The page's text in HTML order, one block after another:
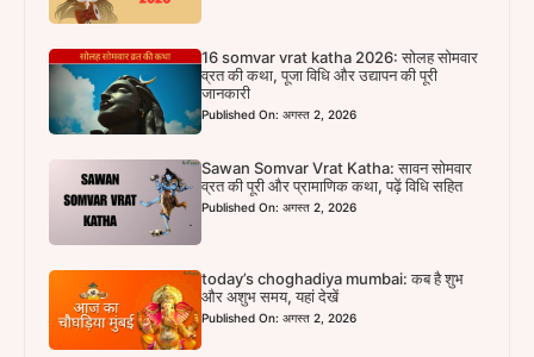
16 somvar vrat katha 2026: सोलह सोमवार
व्रत की कथा, पूजा विधि और उद्यापन की पूरी
जानकारी
Published On: अगस्त 2, 2026
Sawan Somvar Vrat Katha: सावन सोमवार
व्रत की पूरी और प्रामाणिक कथा, पढ़ें विधि सहित
Published On: अगस्त 2, 2026
today’s choghadiya mumbai: कब है शुभ
और अशुभ समय, यहां देखें
Published On: अगस्त 2, 2026